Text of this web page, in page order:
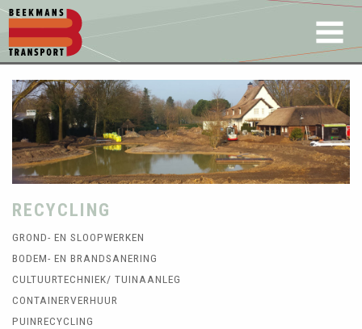
RECYCLING
GROND- EN SLOOPWERKEN
BODEM- EN BRANDSANERING
CULTUURTECHNIEK/ TUINAANLEG
CONTAINERVERHUUR
PUINRECYCLING